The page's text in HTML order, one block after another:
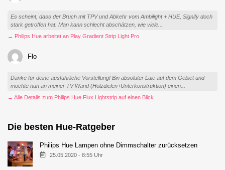
Es scheint, dass der Bruch mit TPV und Abkehr vom Ambilight + HUE, Signify doch
stark getroffen hat. Man kann schlecht abschätzen, wie viele...
→ Philips Hue arbeitet an Play Gradient Strip Light Pro
Flo
Danke für deine ausführliche Vorstellung! Bin absoluter Laie auf dem Gebiet und
möchte nun an meiner TV Wand (Holzdielen+Unterkonstruktion) einen...
→ Alle Details zum Philips Hue Flux Lightstrip auf einen Blick
Die besten Hue-Ratgeber
Philips Hue Lampen ohne Dimmschalter zurücksetzen
25.05.2020 - 8:55 Uhr